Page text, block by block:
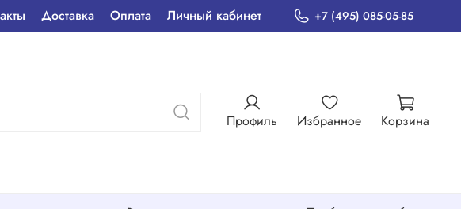
Доставка Оплата Личный кабинет +7 (495) 085-05-85
Профиль Избранное Корзина